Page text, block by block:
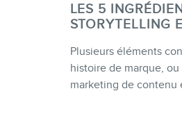
LES 5
STORYTELLING
Plusieurs éléments
histoire de marque,
marketing de contenu